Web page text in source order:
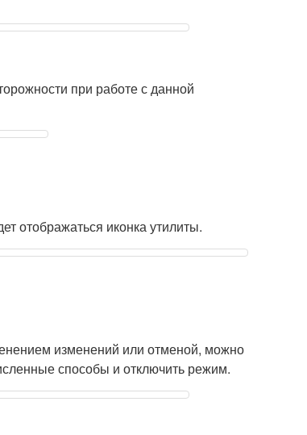
при работе с данной
отображаться иконка утилиты.
изменений или отменой, можно
способы и отключить режим.